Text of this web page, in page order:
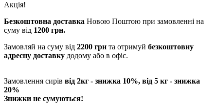
Акція!
Безкоштовна доставка Новою Поштою при замовленні на
суму від 1200 грн.
Замовляй на суму від 2200 грн та отримуй безкоштовну
адресну доставку додому або в офіс.
Замовлення сирів від 2кг - знижка 10%, від 5 кг - знижка
20%
Знижки не сумуються!